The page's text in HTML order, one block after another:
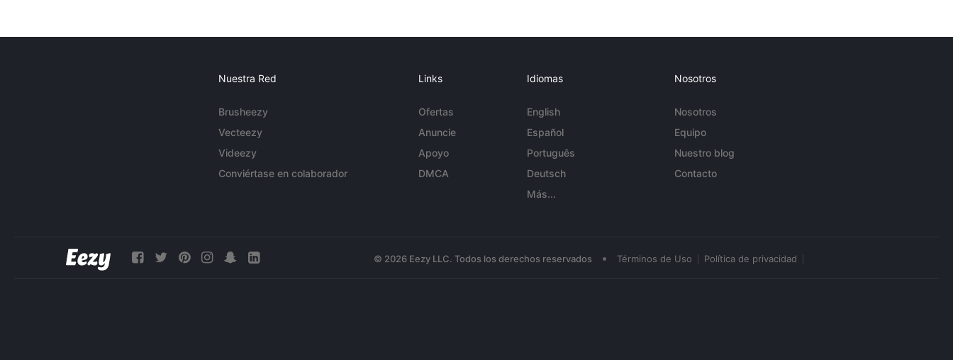
Nuestra Red
Brusheezy
Vecteezy
Videezy
Conviértase en colaborador
Links
Ofertas
Anuncie
Apoyo
DMCA
Idiomas
English
Español
Português
Deutsch
Más...
Nosotros
Nosotros
Equipo
Nuestro blog
Contacto
© 2026 Eezy LLC. Todos los derechos reservados • Términos de Uso Política de privacidad